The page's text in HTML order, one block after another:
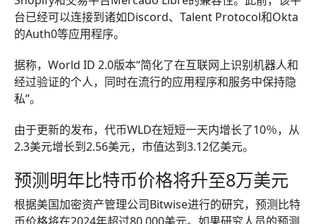
台已经可以连接到诸如Discord、Talent Protocol和Okta
的Auth0等应用程序。
据称，World ID 2.0版本“简化了在互联网上识别机器人和
经过验证的个人，同时在流行的应用程序和服务中保持隐
私”。
由于更新的发布，代币WLD在短短一天内增长了10％，从
2.3美元增长到2.56美元，市值达到3.12亿美元。
预测明年比特币价格将升至8万美元
根据美国加密资产管理公司Bitwise进行的研究，预测比特